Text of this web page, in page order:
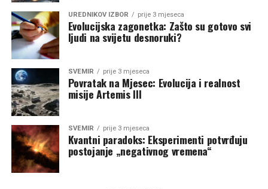
UREDNIKOV IZBOR prije 3 mjeseca
Evolucijska zagonetka: Zašto su gotovo svi
ljudi na svijetu desnoruki?
SVEMIR prije 3 mjeseca
Povratak na Mjesec: Evolucija i realnost
misije Artemis III
SVEMIR prije 3 mjeseca
Kvantni paradoks: Eksperimenti potvrđuju
postojanje „negativnog vremena“